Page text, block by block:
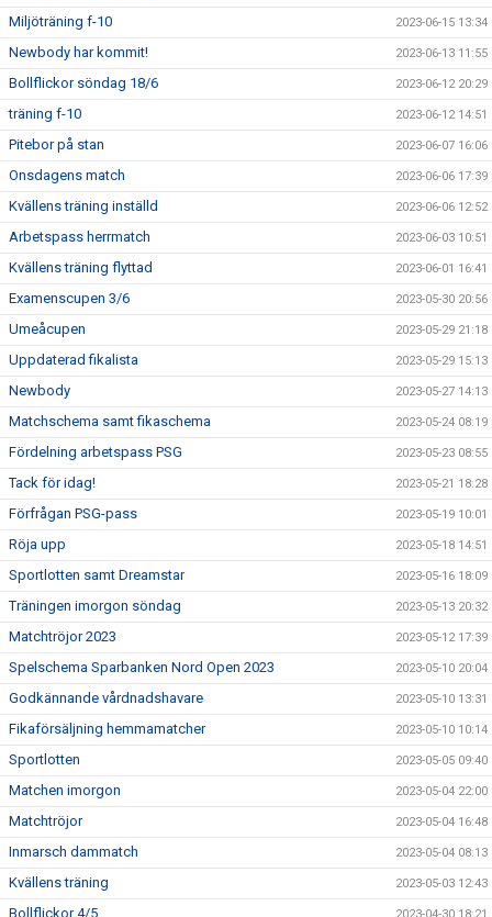
Miljöträning f-10 2023-06-15 13:34
Newbody har kommit! 2023-06-13 11:55
Bollflickor söndag 18/6 2023-06-12 20:29
träning f-10 2023-06-12 14:51
Pitebor på stan 2023-06-07 16:06
Onsdagens match 2023-06-06 17:39
Kvällens träning inställd 2023-06-06 12:52
Arbetspass herrmatch 2023-06-03 10:51
Kvällens träning flyttad 2023-06-01 16:41
Examenscupen 3/6 2023-05-30 20:56
Umeåcupen 2023-05-29 21:18
Uppdaterad fikalista 2023-05-29 15:13
Newbody 2023-05-27 14:13
Matchschema samt fikaschema 2023-05-24 08:19
Fördelning arbetspass PSG 2023-05-23 08:55
Tack för idag! 2023-05-21 18:28
Förfrågan PSG-pass 2023-05-19 10:01
Röja upp 2023-05-18 14:51
Sportlotten samt Dreamstar 2023-05-16 18:09
Träningen imorgon söndag 2023-05-13 20:32
Matchtröjor 2023 2023-05-12 17:39
Spelschema Sparbanken Nord Open 2023 2023-05-10 20:04
Godkännande vårdnadshavare 2023-05-10 13:31
Fikaförsäljning hemmamatcher 2023-05-10 10:14
Sportlotten 2023-05-05 09:40
Matchen imorgon 2023-05-04 22:00
Matchtröjor 2023-05-04 16:48
Inmarsch dammatch 2023-05-04 08:13
Kvällens träning 2023-05-03 12:43
Bollflickor 4/5